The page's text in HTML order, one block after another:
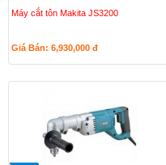
Máy cắt tôn Makita JS3200
Giá Bán: 6,930,000 đ